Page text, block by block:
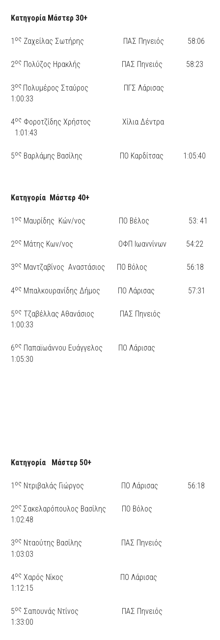
Κατηγορία Μάστερ 30+
1 ος Ζαχείλας Σωτήρης ΠΑΣ Πηνειός 58:06
2ος Πολύζος Ηρακλής ΠΑΣ Πηνειός 58:23
3ος Πολυμέρος Σταύρος ΠΓΣ Λάρισας
1:00:33
4ος Φοροτζίδης Χρήστος Χίλια Δέντρα
1:01:43
5ος Βαρλάμης Βασίλης ΠΟ Καρδίτσας 1:05:40
Κατηγορία Μάστερ 40+
1 ος Μαυρίδης Κών/νος ΠΟ Βέλος 53: 41
2ος Μάτης Κων/νος ΟΦΠ Ιωαννίνων 54:22
3ος Μαντζαβίνος Αναστάσιος ΠΟ Βόλος 56:18
4ος Μπαλκουρανίδης Δήμος ΠΟ Λάρισας 57:31
5ος Τζαβέλλας Αθανάσιος ΠΑΣ Πηνειός
1:00:33
6ος Παπαϊωάννου Ευάγγελος ΠΟ Λάρισας
1:05:30
Κατηγορία Μάστερ 50+
1 ος Ντριβαλάς Γιώργος ΠΟ Λάρισας 56:18
2ος Σακελαρόπουλος Βασίλης ΠΟ Βόλος
1:02:48
3ος Νταούτης Βασίλης ΠΑΣ Πηνειός
1:03:03
4ος Χαρός Νίκος ΠΟ Λάρισας
1:12:15
5ος Σαπουνάς Ντίνος ΠΑΣ Πηνειός
1:33:00